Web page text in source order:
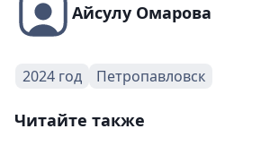
Айсулу Омарова
2024 год Петропавловск
Читайте также